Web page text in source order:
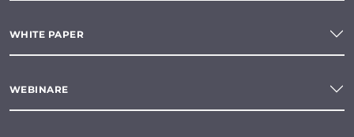
WHITE PAPER
WEBINARE